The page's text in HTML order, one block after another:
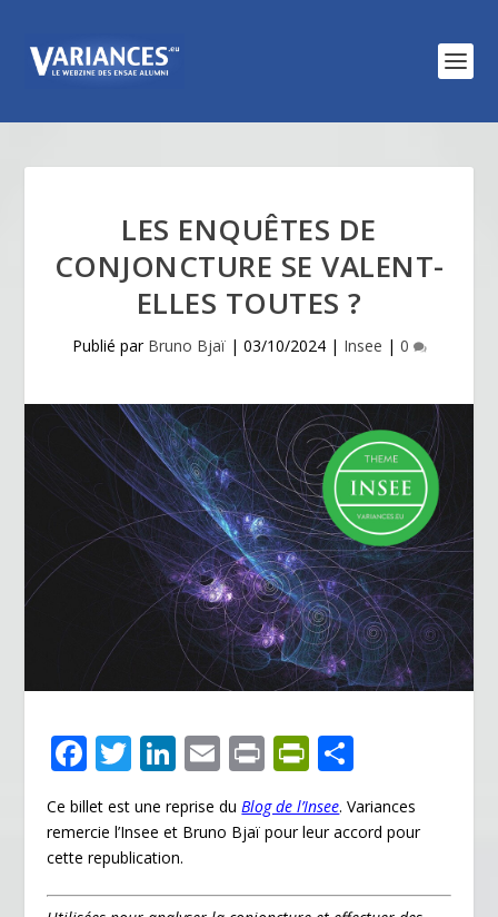
LES ENQUÊTES DE
CONJONCTURE SE VALENT-
ELLES TOUTES ?
Publié par Bruno Bjaï| 03/10/2024| Insee | 0
F
ac
e
b
o
T
itt
er
Li
n
k
e
dI
E
m
ai
Pr
in
t
Pr
tF
e
ar
ta
er
Ce billet est une reprise duBlog de l’Insee. Variances
remercie l’Insee et Bruno Bjaï pour leur accord pour
cette republication.